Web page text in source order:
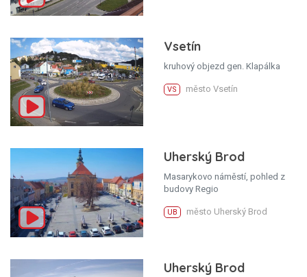
Vsetín
kruhový objezd gen. Klapálka
VS město Vsetín
Uherský Brod
Masarykovo náměstí, pohled z
budovy Regio
UB město Uherský Brod
Uherský Brod